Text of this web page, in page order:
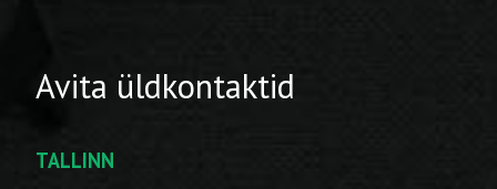
Avita üldkontaktid
TALLINN